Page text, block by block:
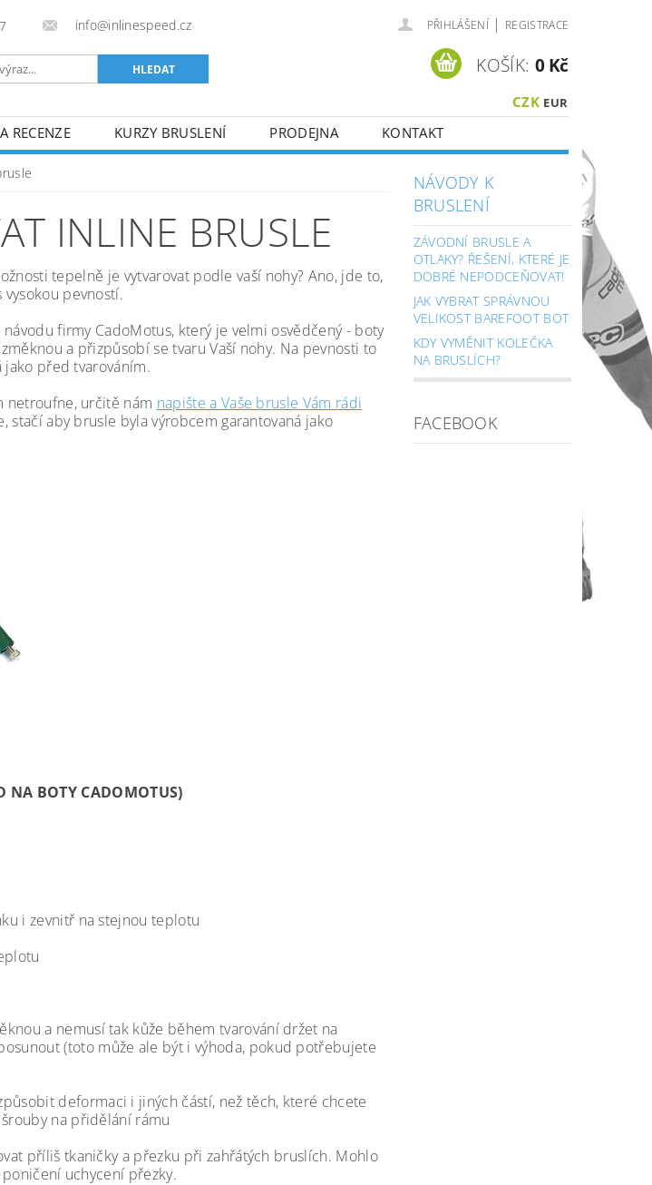
info@inlinespeed.cz PŘIHLÁŠENÍ | REGISTRACE
CZK EUR
KOŠÍK: 0 Kč
RECENZE KURZY BRUSLENÍ PRODEJNA
KONTAKT
ZBOŽÍ
INLINE BRUSLE
tepelně je vytvarovat podle vaší nohy? Ano, jde to,
pevností.
firmy CadoMotus, který je velmi osvědčený - boty
a přizpůsobí se tvaru Vaší nohy. Na pevnosti to
jako před tvarováním.
netroufne, určitě nám napište a Vaše brusle Vám rádi
stačí aby brusle byla výrobcem garantovaná jako
NA BOTY CADOMOTUS)
i zevnitř na stejnou teplotu
a nemusí tak kůže během tvarování držet na
(toto může ale být i výhoda, pokud potřebujete
deformaci i jiných částí, než těch, které chcete
na přidělání rámu
příliš tkaničky a přezku při zahřátých bruslích. Mohlo
uchycení přezky.
NÁVODY K
BRUSLENÍ
ZÁVODNÍ BRUSLE A
OTLAKY? ŘEŠENÍ, KTERÉ JE
DOBRÉ NEPODCEŇOVAT!
JAK VYBRAT SPRÁVNOU
VELIKOST BAREFOOT BOT
KDY VYMĚNIT KOLEČKA
NA BRUSLÍCH?
FACEBOOK